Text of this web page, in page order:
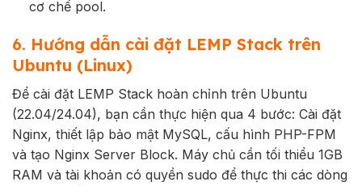
cơ chế pool.
6. Hướng dẫn cài đặt LEMP Stack trên
Ubuntu (Linux)
Để cài đặt LEMP Stack hoàn chỉnh trên Ubuntu
(22.04/24.04), bạn cần thực hiện qua 4 bước: Cài đặt
Nginx, thiết lập bảo mật MySQL, cấu hình PHP-FPM
và tạo Nginx Server Block. Máy chủ cần tối thiểu 1GB
RAM và tài khoản có quyền sudo để thực thi các dòng